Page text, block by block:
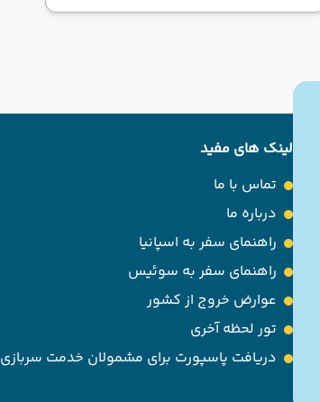
لینک های مفید
تماس با ما
درباره ما
راهنمای سفر به اسپانیا
راهنمای سفر به سوئیس
عوارض خروج از کشور
تور لحظه آخری
دریافت پاسپورت برای مشمولان خدمت سربازی